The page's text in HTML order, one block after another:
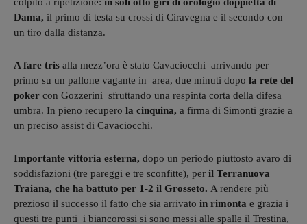
Dama, il primo di testa su crossi di Ciravegna e il secondo con
un tiro dalla distanza.
A fare tris alla mezz’ora è stato Cavaciocchi arrivando per
primo su un pallone vagante in area, due minuti dopo la rete del
poker con Gozzerini sfruttando una respinta corta della difesa
umbra. In pieno recupero la cinquina, a firma di Simonti grazie a
un preciso assist di Cavaciocchi.
Importante vittoria esterna, dopo un periodo piuttosto avaro di
soddisfazioni (tre pareggi e tre sconfitte), per il Terranuova
Traiana, che ha battuto per 1-2 il Grosseto. A rendere più
prezioso il successo il fatto che sia arrivato in rimonta e grazia i
questi tre punti i biancorossi si sono messi alle spalle il Trestina,